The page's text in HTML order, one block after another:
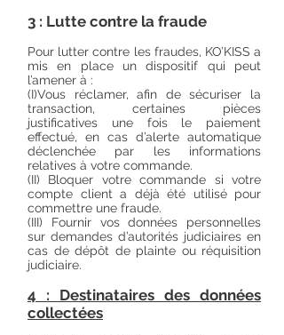
3 : Lutte contre la fraude
Pour lutter contre les fraudes, KO’KISS a
mis en place un dispositif qui peut
l’amener à :
(I)Vous réclamer, afin de sécuriser la
transaction, certaines pièces
justificatives une fois le paiement
effectué, en cas d’alerte automatique
déclenchée par les informations
relatives à votre commande.
(II) Bloquer votre commande si votre
compte client a déjà été utilisé pour
commettre une fraude.
(III) Fournir vos données personnelles
sur demandes d’autorités judiciaires en
cas de dépôt de plainte ou réquisition
judiciaire.
4 : Destinataires des données
collectées